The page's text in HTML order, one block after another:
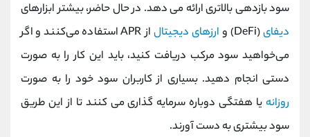
سود بازدهی بالاتری ارائه می دهد. در حال حاضر، بیشتر ابزارهای
دیفای(DeFi) و ارزهای دیجیتال
از APR استفاده می‌کنند و اگر
می‌خواهید سود مرکب دریافت کنید، باید این کار را به صورت
دستی انجام دهید. بسیاری از کاربران سود خود را به صورت
روزانه یا هفتگی دوباره سرمایه گذاری می کنند تا از این طریق
سود بیشتری به دست آورند.